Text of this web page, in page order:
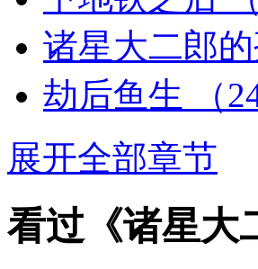
诸星大二郎
劫后鱼生
（
展开全部章节
看过《诸星大